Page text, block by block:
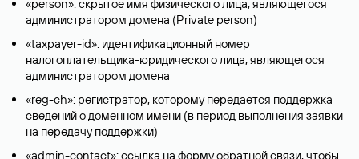
«person»: скрытое имя физического лица, являющегося
администратором домена (Privatе person)
«taxpayer-id»: идентификационный номер
налогоплательщика-юридического лица, являющегося
администратором домена
«reg-ch»: регистратор, которому передается поддержка
сведений о доменном имени (в период выполнения заявки
на передачу поддержки)
«admin-contact»: ссылка на форму обратной связи, чтобы